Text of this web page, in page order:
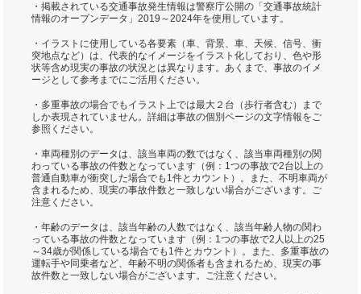
・掲載されている交通事故発生情報は警察庁公開の「交通事故統計
情報のオープンデータ」2019～2024年を使用しています。
・イラストに使用している各要素（車、背景、車、天候、信号、衝
突地点など）は、代表的なイメージをイラスト化しており、色や形
状等含め現実の事故の状況とは異なります。あくまで、事故のイメ
ージとして参考までにご活用ください。
・多重事故の場合でもイラスト上では最大２台（歩行者含む）まで
しか表現されていません。詳細は事故の個別ページの文字情報をご
参照ください。
・車両種別のデータは、該当車両の数ではなく、該当車両種別の関
わっている事故の件数となっています（例：1つの事故で2台以上の
普通自動車が衝突した場合でも1件とカウント）。また、不明車両が
含まれるため、現実の事故件数と一致しない場合がございます。ご
注意ください。
・年齢のデータは、該当年齢の人数ではなく、該当年齢人物の関わ
っている事故の件数となっています（例：1つの事故で2人以上の25
～34歳が関係している場合でも1件とカウント）。また、多重事故の
運転手や同乗者など、年齢不明の関係者も含まれるため、現実の事
故件数と一致しない場合がございます。ご注意ください。